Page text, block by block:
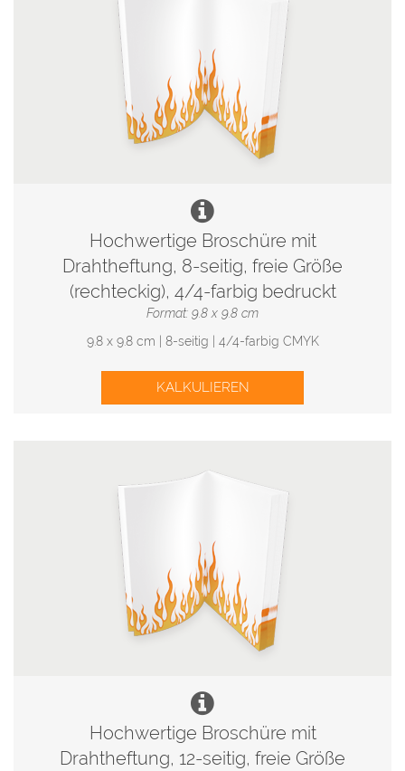
Hochwertige Broschüre mit
Drahtheftung, 8-seitig, freie Größe
(rechteckig), 4/4-farbig bedruckt
Format: 9.8 x 9.8 cm
9.8 x 9.8 cm | 8-seitig | 4/4-farbig CMYK
KALKULIEREN
Hochwertige Broschüre mit
Drahtheftung, 12-seitig, freie Größe